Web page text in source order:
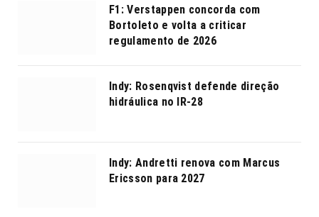
F1: Verstappen concorda com
Bortoleto e volta a criticar
regulamento de 2026
Indy: Rosenqvist defende direção
hidráulica no IR-28
Indy: Andretti renova com Marcus
Ericsson para 2027